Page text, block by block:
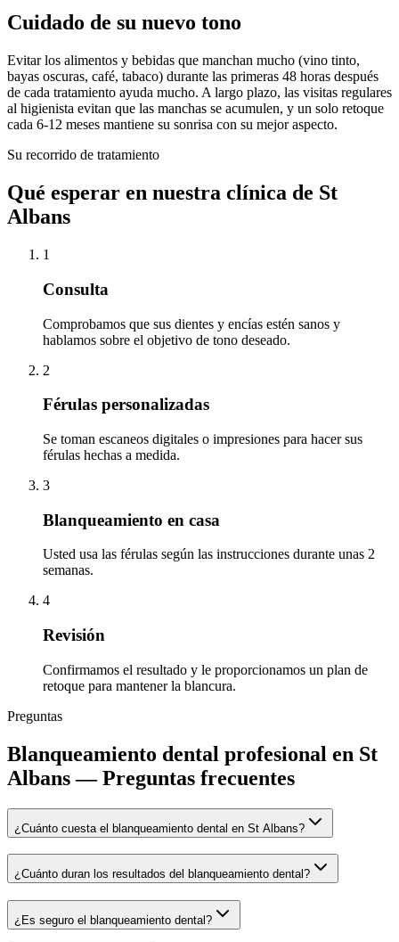
Cuidado de su nuevo tono
Evitar los alimentos y bebidas que manchan mucho (vino tinto,
bayas oscuras, café, tabaco) durante las primeras 48 horas después
de cada tratamiento ayuda mucho. A largo plazo, las visitas regulares
al higienista evitan que las manchas se acumulen, y un solo retoque
cada 6-12 meses mantiene su sonrisa con su mejor aspecto.
Su recorrido de tratamiento
Qué esperar en nuestra clínica de St
Albans
1
Consulta
Comprobamos que sus dientes y encías estén sanos y
hablamos sobre el objetivo de tono deseado.
2
Férulas personalizadas
Se toman escaneos digitales o impresiones para hacer sus
férulas hechas a medida.
3
Blanqueamiento en casa
Usted usa las férulas según las instrucciones durante unas 2
semanas.
4
Revisión
Confirmamos el resultado y le proporcionamos un plan de
retoque para mantener la blancura.
Preguntas
Blanqueamiento dental profesional en St
Albans — Preguntas frecuentes
¿Cuánto cuesta el blanqueamiento dental en St Albans?
¿Cuánto duran los resultados del blanqueamiento dental?
¿Es seguro el blanqueamiento dental?